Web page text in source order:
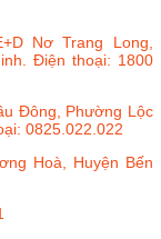
Nơ Trang Long,
Điện thoại: 1800
Đông, Phường Lộc
0825.022.022
Hoà, Huyện Bến